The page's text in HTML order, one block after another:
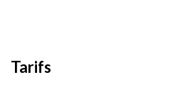
Tarifs